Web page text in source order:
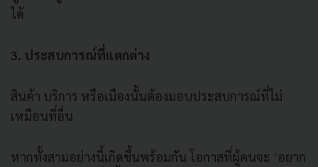
ได้
3. ประสบการณ์ที่แตกต่าง
สินค้า บริการ หรือเมืองนั้นต้องมอบประสบการณ์ที่ไม่
เหมือนที่อื่น
หากทั้งสามอย่างนี้เกิดขึ้นพร้อมกัน โอกาสที่ผู้คนจะ ‘อยาก